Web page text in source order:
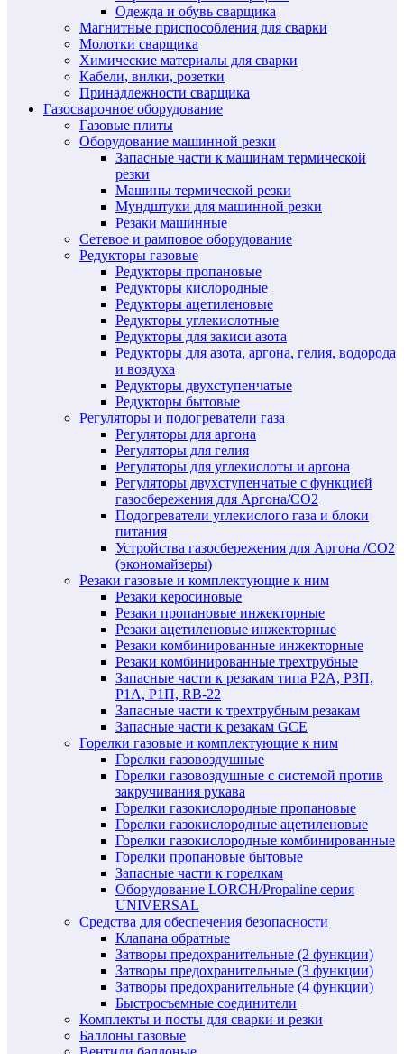
Одежда и обувь сварщика
Магнитные приспособления для сварки
Молотки сварщика
Химические материалы для сварки
Кабели, вилки, розетки
Принадлежности сварщика
Газосварочное оборудование
Газовые плиты
Оборудование машинной резки
Запасные части к машинам термической
резки
Машины термической резки
Мундштуки для машинной резки
Резаки машинные
Сетевое и рамповое оборудование
Редукторы газовые
Редукторы пропановые
Редукторы кислородные
Редукторы ацетиленовые
Редукторы углекислотные
Редукторы для закиси азота
Редукторы для азота, аргона, гелия, водорода
и воздуха
Редукторы двухступенчатые
Редукторы бытовые
Регуляторы и подогреватели газа
Регуляторы для аргона
Регуляторы для гелия
Регуляторы для углекислоты и аргона
Регуляторы двухступенчатые c функцией
газосбережения для Аргона/СО2
Подогреватели углекислого газа и блоки
питания
Устройства газосбережения для Аргона /СО2
(экономайзеры)
Резаки газовые и комплектующие к ним
Резаки керосиновые
Резаки пропановые инжекторные
Резаки ацетиленовые инжекторные
Резаки комбинированные инжекторные
Резаки комбинированные трехтрубные
Запасные части к резакам типа Р2А, Р3П,
Р1А, Р1П, RB-22
Запасные части к трехтрубным резакам
Запасные части к резакам GCE
Горелки газовые и комплектующие к ним
Горелки газовоздушные
Горелки газовоздушные с системой против
закручивания рукава
Горелки газокислородные пропановые
Горелки газокислородные ацетиленовые
Горелки газокислородные комбинированные
Горелки пропановые бытовые
Запасные части к горелкам
Оборудование LORCH/Propaline серия
UNIVERSAL
Средства для обеспечения безопасности
Клапана обратные
Затворы предохранительные (2 функции)
Затворы предохранительные (3 функции)
Затворы предохранительные (4 функции)
Быстросъемные соединители
Комплекты и посты для сварки и резки
Баллоны газовые